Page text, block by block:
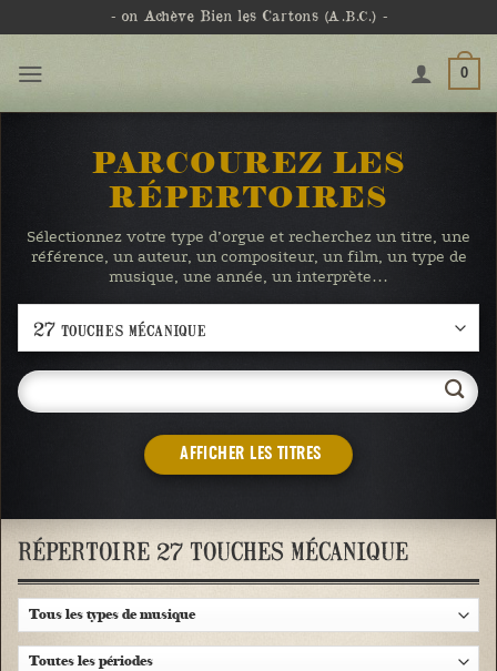
- on Achève Bien les Cartons (A.B.C.) -
0
PARCOUREZ LES
RÉPERTOIRES
Sélectionnez votre type d’orgue et recherchez un titre, une
référence, un auteur, un compositeur, un film, un type de
musique, une année, un interprète…
AFFICHER LES TITRES
RÉPERTOIRE 27 TOUCHES MÉCANIQUE